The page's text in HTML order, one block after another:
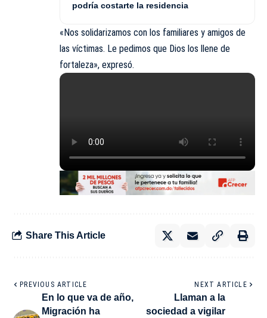
podría costarte la residencia
«Nos solidarizamos con los familiares y amigos de
las víctimas. Le pedimos que Dios los llene de
fortaleza», expresó.
Share This Article
PREVIOUS ARTICLE
En lo que va de año,
Migración ha
NEXT ARTICLE
Llaman a la
sociedad a vigilar